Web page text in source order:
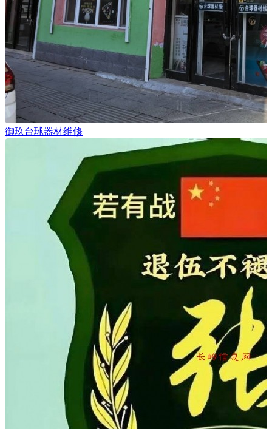
御玖台球器材维修